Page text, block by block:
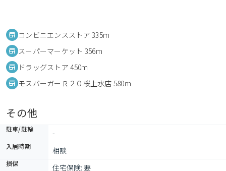
コンビニエンスストア 335m
スーパーマーケット 356m
ドラッグストア 450m
モスバーガーＲ２０桜上水店 580m
その他
駐車/駐輪 -
入居時期 相談
損保 住宅保険: 要